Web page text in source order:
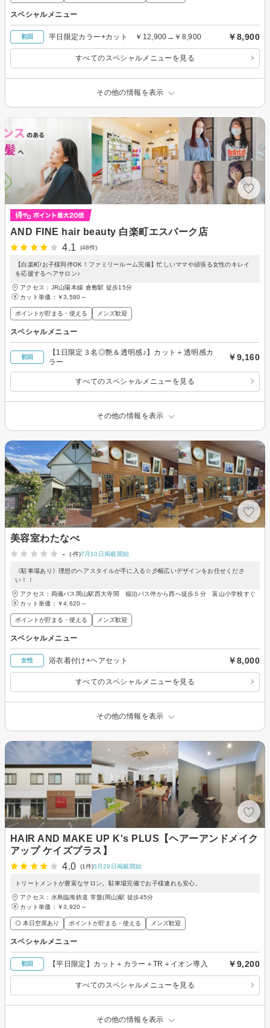
スペシャルメニュー
初回 平日限定カラー+カット ￥12,900→￥8,900 ￥8,900
すべてのスペシャルメニューを見る
その他の情報を表示
AND FINE hair beauty 白楽町エスパーク店
4.1
(48件)
【白楽町/お子様同伴OK！ファミリールーム完備】忙しいママや頑張る女性のキレイ
を応援するヘアサロン♪
アクセス：JR山陽本線 倉敷駅 徒歩15分
カット単価： ￥3,580～
ポイントが貯まる・使える メンズ歓迎
スペシャルメニュー
初回
【1日限定３名◎艶＆透明感♪】カット＋透明感カ
ラー
￥9,160
すべてのスペシャルメニューを見る
その他の情報を表示
美容室わたなべ
-
(-件)7月10日掲載開始
《駐車場あり》理想のヘアスタイルが手に入る☆彡幅広いデザインをお任せくださ
い！！
アクセス：両備バス岡山駅西大寺間 福泊バス停から西へ徒歩５分 富山小学校すぐ
カット単価： ￥4,620～
ポイントが貯まる・使える メンズ歓迎
スペシャルメニュー
女性 浴衣着付け+ヘアセット ￥8,000
すべてのスペシャルメニューを見る
その他の情報を表示
HAIR AND MAKE UP K's PLUS【ヘアーアンドメイク
アップ ケイズプラス】
4.0
(1件)5月29日掲載開始
トリートメントが豊富なサロン。駐車場完備でお子様連れも安心。
アクセス：水島臨海鉄道 常盤(岡山)駅 徒歩45分
カット単価： ￥3,920～
◎ 本日空席あり ポイントが貯まる・使える メンズ歓迎
スペシャルメニュー
初回 【平日限定】カット＋カラー＋TR＋イオン導入 ￥9,200
すべてのスペシャルメニューを見る
その他の情報を表示